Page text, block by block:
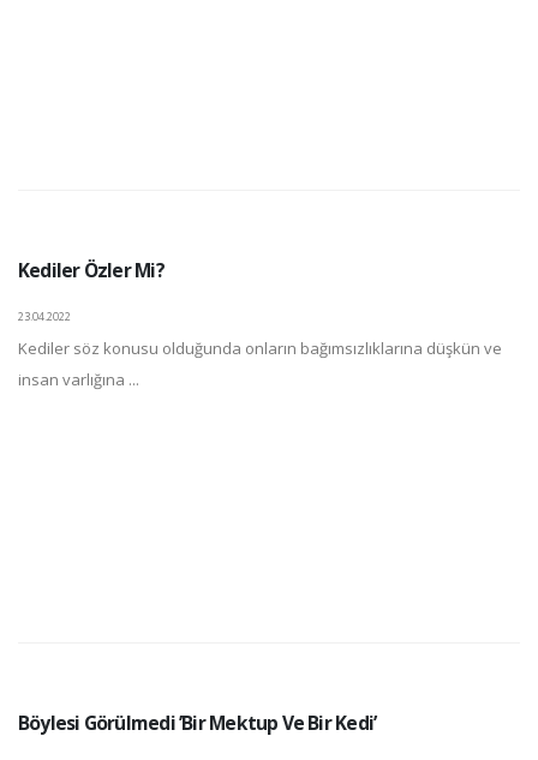
Kediler Özler Mi?
23.04.2022
Kediler söz konusu olduğunda onların bağımsızlıklarına düşkün ve
insan varlığına ...
Böylesi Görülmedi ’Bir Mektup Ve Bir Kedi’